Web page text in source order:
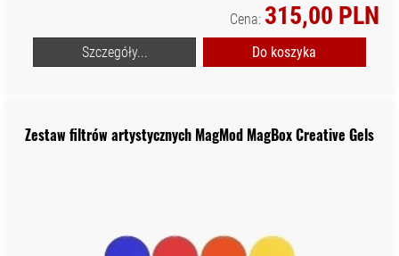
Cena: 315,00 PLN
Szczegóły... Do koszyka
Zestaw filtrów artystycznych MagMod MagBox Creative Gels